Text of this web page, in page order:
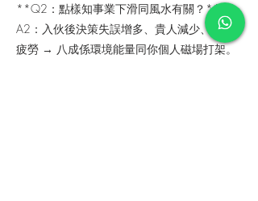
**Q2：點樣知事業下滑同風水有關？**
A2：入伙後決策失誤增多、貴人減少、莫名
疲勞 → 八成係環境能量同你個人磁場打架。